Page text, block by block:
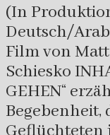
(In
Deutsch/
Film von
Schiesko
GEHEN“
Begebenheit,